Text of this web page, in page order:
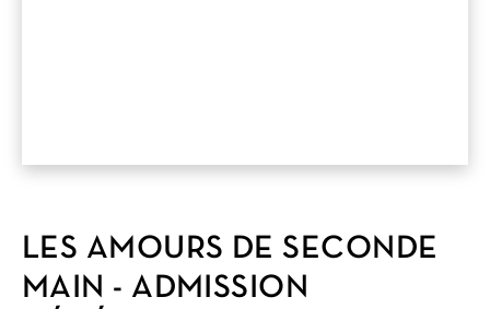
LES AMOURS DE SECONDE
MAIN - ADMISSION